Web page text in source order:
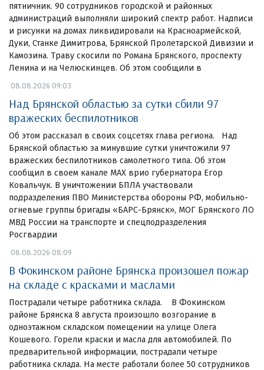
пятничник. 90 сотрудников городской и районных
администраций выполняли широкий спектр работ. Надписи
и рисунки на домах ликвидировали на Красноармейской,
Дуки, Станке Димитрова, Брянской Пролетарской Дивизии и
Камозина. Траву скосили по Романа Брянского, проспекту
Ленина и на Челюскинцев. Об этом сообщили в
08.08.2026 09:03
Над Брянской областью за сутки сбили 97
вражеских беспилотников
Об этом рассказал в своих соцсетях глава региона. Над
Брянской областью за минувшие сутки уничтожили 97
вражеских беспилотников самолетного типа. Об этом
сообщил в своем канале МАХ врио губернатора Егор
Ковальчук. В уничтожении БПЛА участвовали
подразделения ПВО Министерства обороны РФ, мобильно-
огневые группы бригады «БАРС-Брянск», МОГ Брянского ЛО
МВД России на транспорте и спецподразделения
Росгвардии
08.08.2026 08:09
В Фокинском районе Брянска произошел пожар
на складе с красками и маслами
Пострадали четыре работника склада. В Фокинском
районе Брянска 8 августа произошло возгорание в
одноэтажном складском помещении на улице Олега
Кошевого. Горели краски и масла для автомобилей. По
предварительной информации, пострадали четыре
работника склада. На месте работали более 50 сотрудников